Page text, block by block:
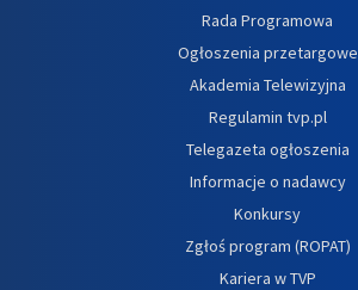
Rada Programowa
Ogłoszenia przetargowe
Akademia Telewizyjna
Regulamin tvp.pl
Telegazeta ogłoszenia
Informacje o nadawcy
Konkursy
Zgłoś program (ROPAT)
Kariera w TVP